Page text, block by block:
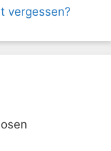
vergessen?